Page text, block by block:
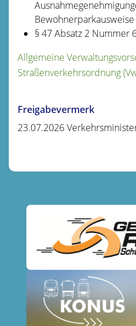
Bewohnerparkausweise
§ 47 Absatz 2 Nummer
Allgemeine
Straßenverkehrsordnung
Freigabevermerk
23.07.2026